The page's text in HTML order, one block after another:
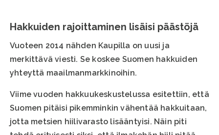
Hakkuiden rajoittaminen lisäisi päästöjä
Vuoteen 2014 nähden Kaupilla on uusi ja
merkittävä viesti. Se koskee Suomen hakkuiden
yhteyttä maailmanmarkkinoihin.
Viime vuoden hakkuukeskustelussa esitettiin, että
Suomen pitäisi pikemminkin vähentää hakkuitaan,
jotta metsien hiilivarasto lisääntyisi. Näin piti